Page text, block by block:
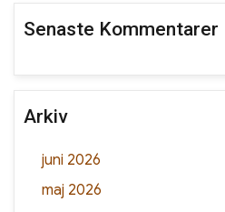
Senaste Kommentarer
Arkiv
juni 2026
maj 2026